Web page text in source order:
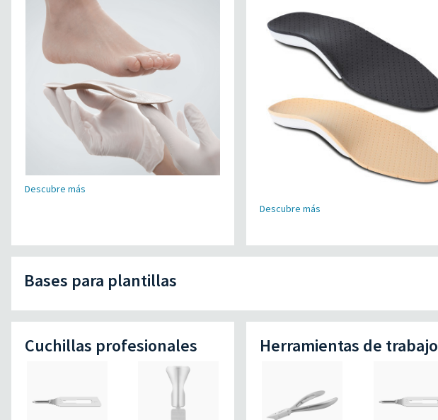
Descubre más
Descubre más
Bases para plantillas
Cuchillas profesionales Herramientas de trabajo